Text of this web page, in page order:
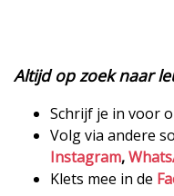
Altijd op zoek naar
Schrijf je in voor
Volg via andere
Instagram,
Klets mee in de